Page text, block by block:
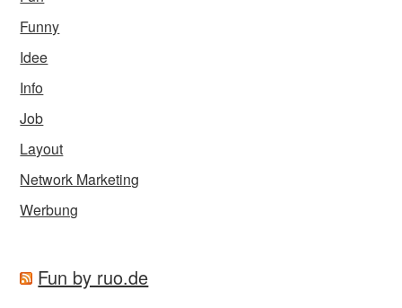
Funny
Idee
Info
Job
Layout
Network Marketing
Werbung
Fun by ruo.de